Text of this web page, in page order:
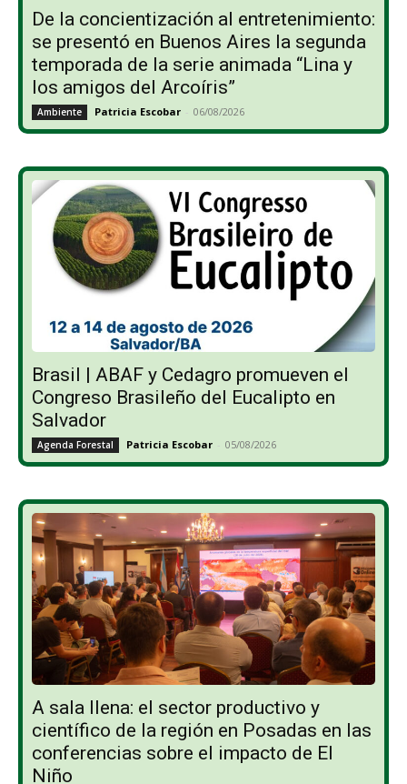
De la concientización al entretenimiento:
se presentó en Buenos Aires la segunda
temporada de la serie animada “Lina y
los amigos del Arcoíris”
Ambiente Patricia Escobar - 06/08/2026
Brasil | ABAF y Cedagro promueven el
Congreso Brasileño del Eucalipto en
Salvador
Agenda Forestal Patricia Escobar - 05/08/2026
A sala llena: el sector productivo y
científico de la región en Posadas en las
conferencias sobre el impacto de El
Niño